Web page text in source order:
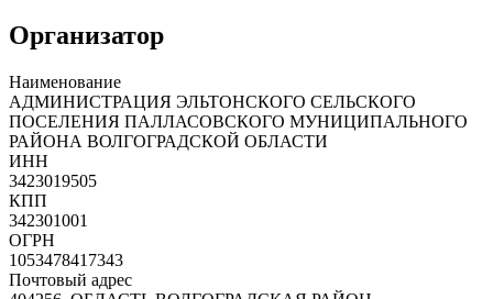
Организатор
Наименование
АДМИНИСТРАЦИЯ ЭЛЬТОНСКОГО СЕЛЬСКОГО
ПОСЕЛЕНИЯ ПАЛЛАСОВСКОГО МУНИЦИПАЛЬНОГО
РАЙОНА ВОЛГОГРАДСКОЙ ОБЛАСТИ
ИНН
3423019505
КПП
342301001
ОГРН
1053478417343
Почтовый адрес